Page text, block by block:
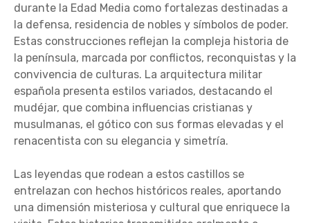
durante la Edad Media como fortalezas destinadas a
la defensa, residencia de nobles y símbolos de poder.
Estas construcciones reflejan la compleja historia de
la península, marcada por conflictos, reconquistas y la
convivencia de culturas. La arquitectura militar
española presenta estilos variados, destacando el
mudéjar, que combina influencias cristianas y
musulmanas, el gótico con sus formas elevadas y el
renacentista con su elegancia y simetría.
Las leyendas que rodean a estos castillos se
entrelazan con hechos históricos reales, aportando
una dimensión misteriosa y cultural que enriquece la